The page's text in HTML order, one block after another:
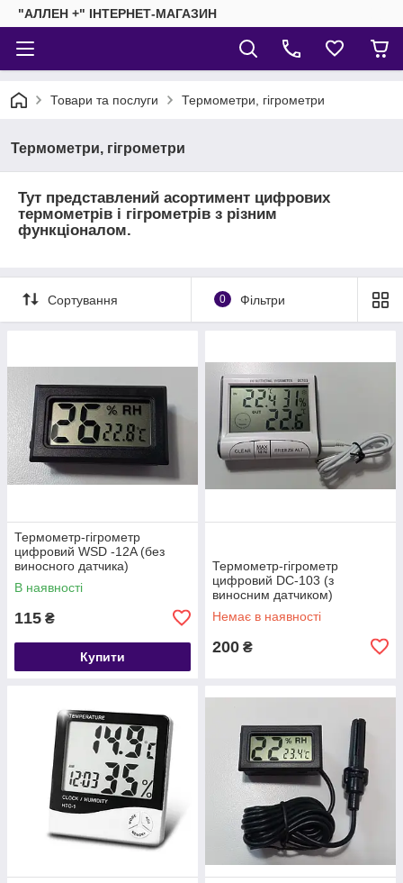
"АЛЛЕН +" ІНТЕРНЕТ-МАГАЗИН
Товари та послуги Термометри, гігрометри
Термометри, гігрометри
Тут представлений асортимент цифрових
термометрів і гігрометрів з різним
функціоналом.
Сортування 0 Фільтри
Термометр-гігрометр
цифровий WSD -12A (без
виносного датчика)
В наявності
115 ₴
Купити
Термометр-гігрометр
цифровий DC-103 (з
виносним датчиком)
Немає в наявності
200 ₴